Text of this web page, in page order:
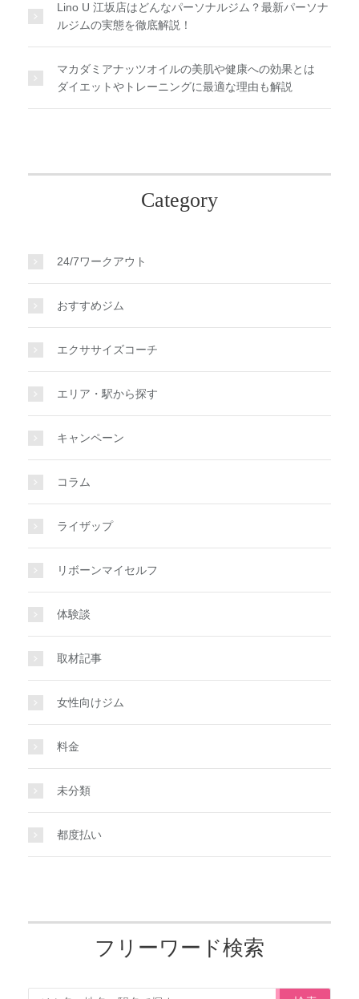
Lino U 江坂店はどんなパーソナルジム？最新パーソナ
ルジムの実態を徹底解説！
マカダミアナッツオイルの美肌や健康への効果とは
ダイエットやトレーニングに最適な理由も解説
Category
24/7ワークアウト
おすすめジム
エクササイズコーチ
エリア・駅から探す
キャンペーン
コラム
ライザップ
リボーンマイセルフ
体験談
取材記事
女性向けジム
料金
未分類
都度払い
フリーワード検索